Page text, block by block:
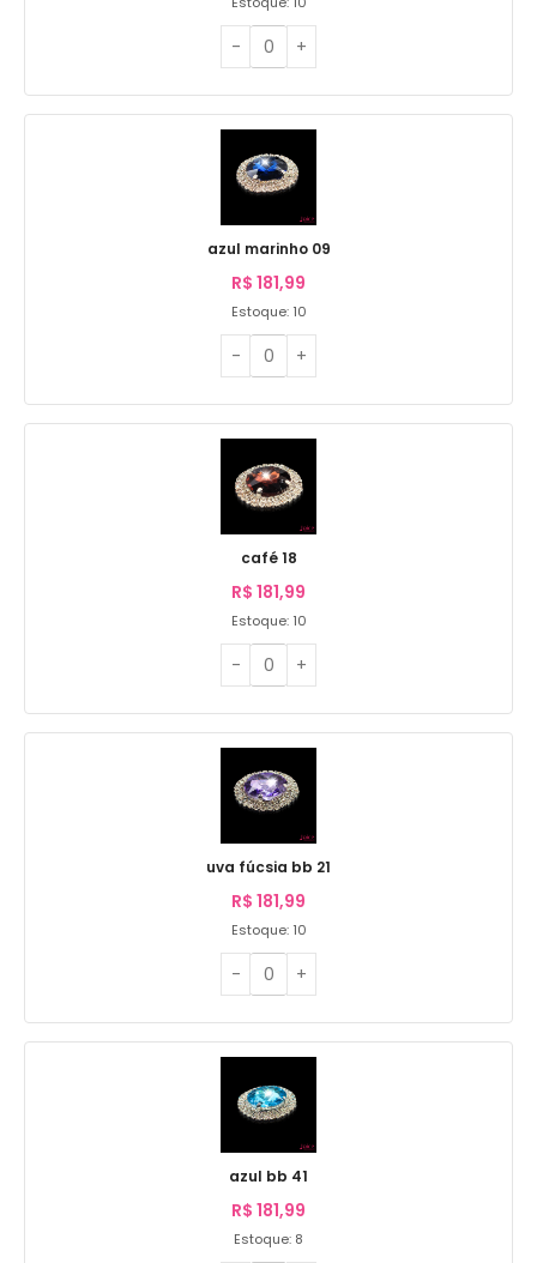
azul marinho 09
R$ 181,99
Estoque: 10
café 18
R$ 181,99
Estoque: 10
uva fúcsia bb 21
R$ 181,99
Estoque: 10
azul bb 41
R$ 181,99
Estoque: 8